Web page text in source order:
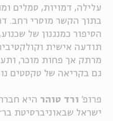
עלילה, דמויות, סמלים
בתוך הקשר מוסרי רחב.
הסיפור כמנגנון של
תודעה אישית
מרתק אך פחות מוכר,
גם בקריאה של טקסטים
פרופ' ורד טוהר היא
ישראל שבאוניברסיטת בר